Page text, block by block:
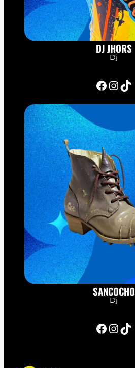
DJ JHORS
Dj
Facebook InstagramTikTok
SANCOCHO
Dj
Facebook InstagramTikTok